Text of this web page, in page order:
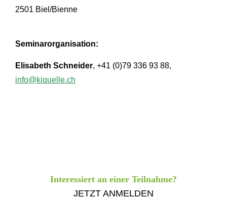
2501 Biel/Bienne
Seminarorganisation:
Elisabeth Schneider, +41 (0)79 336 93 88,
info@kiquelle.ch
Interessiert an einer Teilnahme?
JETZT ANMELDEN